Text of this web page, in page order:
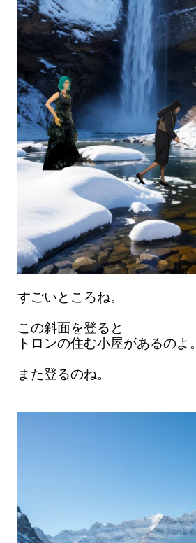
すごいところね。
この斜面を登ると
トロンの住む小屋があるのよ。
また登るのね。